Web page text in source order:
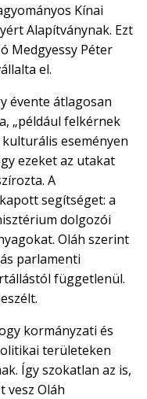
Kínai
Alapítványnak. Ezt
Medgyessy Péter
el.
évente átlagosan
„például felkérnek
eseményen
ezeket az utakat
A
segítséget: a
dolgozói
Oláh szerint
parlamenti
függetlenül.
kormányzati és
területeken
Így szokatlan az is,
vesz Oláh